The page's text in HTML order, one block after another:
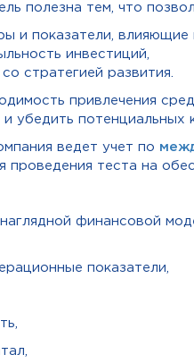
полезна тем, что
и показатели, влияющие
инвестиций,
стратегией развития.
привлечения
убедить потенциальных
ведет учет по
проведения теста на
финансовой
показатели,